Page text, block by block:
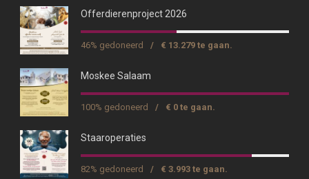
Offerdierenproject 2026
46% gedoneerd / € 13.279 te gaan.
Moskee Salaam
100% gedoneerd / € 0 te gaan.
Staaroperaties
82% gedoneerd / € 3.993 te gaan.